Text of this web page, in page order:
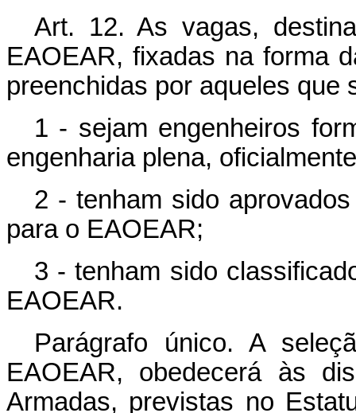
Art. 12. As vagas,
EAOEAR, fixadas na forma
preenchidas por aqueles que
1 - sejam engenheiros
engenharia plena,
2 - tenham sido
para o EAOEAR;
3 - tenham sido
EAOEAR.
Parágrafo único. A
EAOEAR, obedecerá às
Armadas, previstas no